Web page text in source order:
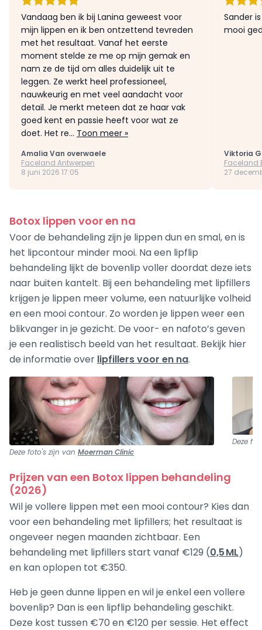
Vandaag ben ik bij Lanina geweest voor
mijn lippen en ik ben ontzettend tevreden
met het resultaat. Vanaf het eerste
moment stelde ze me op mijn gemak en
nam ze de tijd om alles duidelijk uit te
leggen. Ze werkt heel professioneel,
nauwkeurig en met veel aandacht voor
detail. Je merkt meteen dat ze haar vak
goed kent en passie heeft voor wat ze
doet. Het re... Toon meer »
Amalia Van overwaele
Faceland Antwerpen
8 juni 2026 17:05
Sander
mooi
Viktoria
Faceland
27
Botox lippen voor en na
Voor de behandeling zijn je lippen dun en smal, en is
het lipcontour minder mooi. Na een lipflip
behandeling lijkt de bovenlip voller doordat deze iets
naar buiten kantelt. Bij een behandeling met lipfillers
krijgen je lippen meer volume, een natuurlijke volheid
en een mooi contour. Zo worden je lippen weer een
blikvanger in je gezicht. De voor- en nafoto’s geven
je een realistisch beeld van het resultaat. Bekijk hier
de informatie over lipfillers voor en na.
Deze foto's zijn van Moerman Clinic
Deze
Prijzen van een Botox lippen behandeling
(2026)
Wil je vollere lippen met een mooi contour? Kies dan
voor een behandeling met lipfillers; het resultaat is
ongeveer negen maanden zichtbaar. Een
behandeling met lipfillers start vanaf €129 (0,5 ML)
en kan oplopen tot €350.
Heb je geen dunne lippen en wil je enkel een vollere
bovenlip? Dan is een lipflip behandeling geschikt.
Deze kost tussen €70 en €120 per sessie. Het effect